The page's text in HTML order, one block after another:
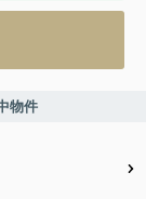
物件